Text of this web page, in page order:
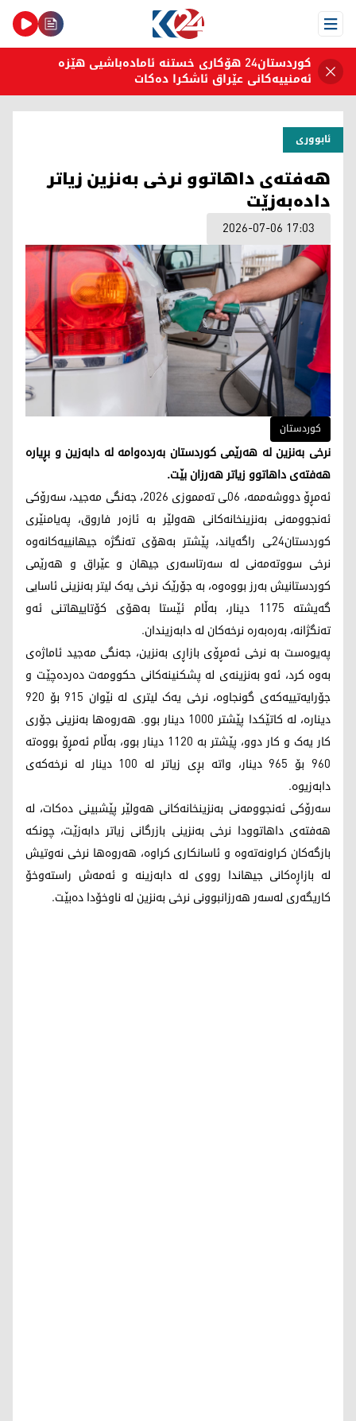
Open Menu
کوردستان24 هۆکاری خستنە ئامادەباشیی هێزە
ئەمنییەکانی عێراق ئاشکرا دەکات
ئابووری
هەفتەی داهاتوو نرخی بەنزین زیاتر
دادەبەزێت
2026-07-06 17:03
کوردستان
نرخی بەنزین لە هەرێمی کوردستان بەردەوامە لە دابەزین و بڕیارە
هەفتەی داهاتوو زیاتر هەرزان بێت.
ئەمڕۆ دووشەممە، 06ـی تەمموزی 2026، جەنگی مەجید، سەرۆکی
ئەنجوومەنی بەنزینخانەکانی هەولێر بە ئازەر فاروق، پەیامنێری
کوردستان24ـی راگەیاند، پێشتر بەهۆی تەنگژە جیهانییەکانەوە
نرخی سووتەمەنی لە سەرتاسەری جیهان و عێراق و هەرێمی
کوردستانیش بەرز بووەوە، بە جۆرێک نرخی یەک لیتر بەنزینی ئاسایی
گەیشتە 1175 دینار، بەڵام ئێستا بەهۆی کۆتاییهاتنی ئەو
تەنگژانە، بەرەبەرە نرخەکان لە دابەزیندان.
پەیوەست بە نرخی ئەمڕۆی بازاڕی بەنزین، جەنگی مەجید ئاماژەی
بەوە کرد، ئەو بەنزینەی لە پشکنینەکانی حکوومەت دەردەچێت و
جۆرایەتییەکەی گونجاوە، نرخی یەک لیتری لە نێوان 915 بۆ 920
دینارە، لە کاتێکدا پێشتر 1000 دینار بوو. هەروەها بەنزینی جۆری
کار یەک و کار دوو، پێشتر بە 1120 دینار بوو، بەڵام ئەمڕۆ بووەتە
960 بۆ 965 دینار، واتە بڕی زیاتر لە 100 دینار لە نرخەکەی
دابەزیوە.
سەرۆکی ئەنجوومەنی بەنزینخانەکانی هەولێر پێشبینی دەکات، لە
هەفتەی داهاتوودا نرخی بەنزینی بازرگانی زیاتر دابەزێت، چونکە
بازگەکان کراونەتەوە و ئاسانکاری کراوە، هەروەها نرخی نەوتیش
لە بازاڕەکانی جیهاندا رووی لە دابەزینە و ئەمەش راستەوخۆ
کاریگەری لەسەر هەرزانبوونی نرخی بەنزین لە ناوخۆدا دەبێت.